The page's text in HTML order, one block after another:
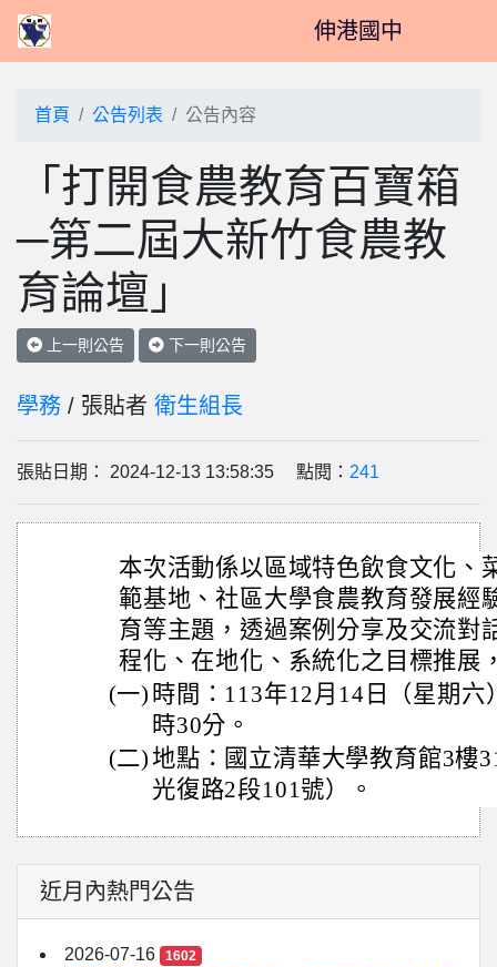
伸港國中
首頁 公告列表 公告內容
「打開食農教育百寶箱
─第二屆大新竹食農教
育論壇」
上一則公告 下一則公告
學務 / 張貼者 衛生組長
張貼日期： 2024-12-13 13:58:35 點閱： 241
本次活動係以區域特色飲食文化、
範基地、社區大學食農教育發展經
育等主題，透過案例分享及交流對
程化、在地化、系統化之目標推展
(一) 時間：113年12月14日（星期
時30分。
(二)地點：國立清華大學教育館3樓
光復路2段101號）。
近月內熱門公告
2026-07-16 1602